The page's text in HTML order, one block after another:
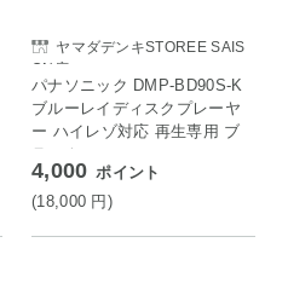
ヤマダデンキSTOREE SAIS
ON店
パナソニック DMP-BD90S-K
ブルーレイディスクプレーヤ
ー ハイレゾ対応 再生専用 ブ
ラック
4,000 ポイント
(18,000 円)